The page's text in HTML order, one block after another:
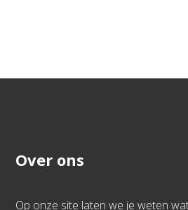
Over ons
Op onze site laten we je weten